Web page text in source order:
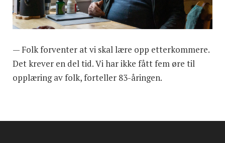
— Folk forventer at vi skal lære opp etterkommere.
Det krever en del tid. Vi har ikke fått fem øre til
opplæring av folk, forteller 83-åringen.